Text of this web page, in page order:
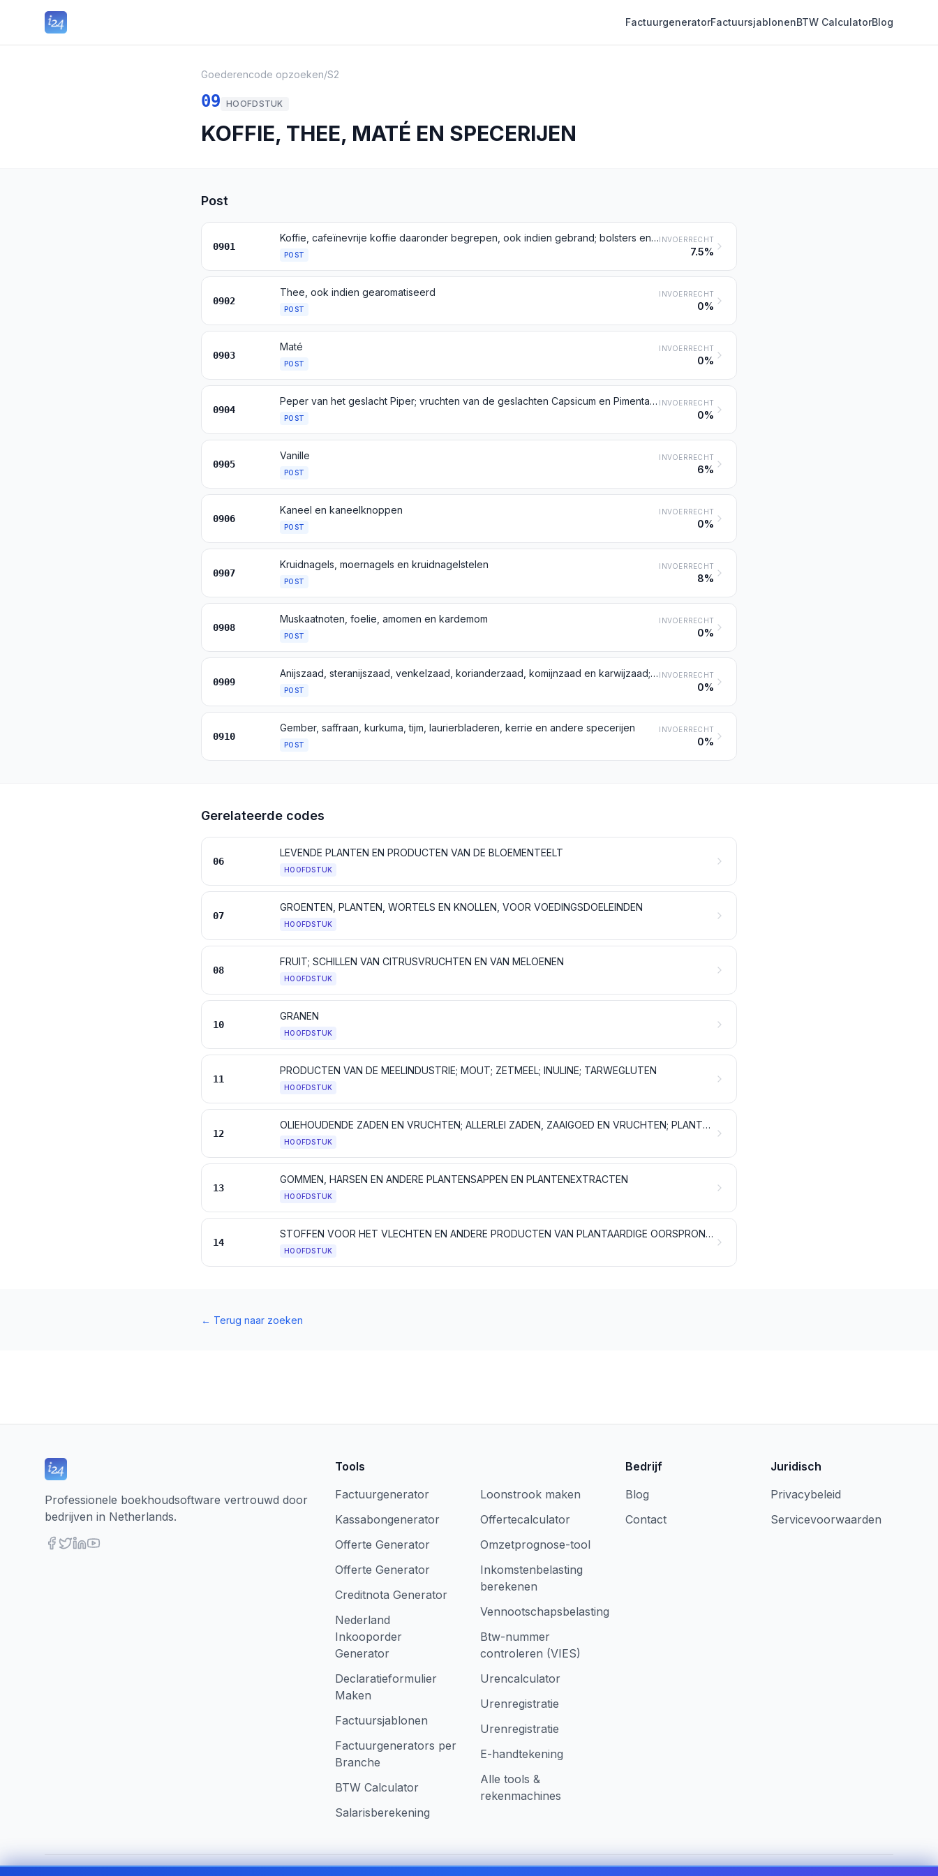
FactuurgeneratorFactuursjablonenBTW CalculatorBlog
Goederencode opzoeken/S2
09 HOOFDSTUK
KOFFIE, THEE, MATÉ EN SPECERIJEN
Post
0901
Koffie, cafeïnevrije koffie daaronder begrepen, ook indien gebrand; bolsters en schillen, van koffie; koffiesurrogaten die koffie bevatten, ongeacht de mengverhouding
POST
INVOERRECHT
7.5%
0902
Thee, ook indien gearomatiseerd
POST
INVOERRECHT
0%
0903
Maté
POST
INVOERRECHT
0%
0904
Peper van het geslacht Piper; vruchten van de geslachten Capsicum en Pimenta, gedroogd, fijngemaakt of gemalen
POST
INVOERRECHT
0%
0905
Vanille
POST
INVOERRECHT
6%
0906
Kaneel en kaneelknoppen
POST
INVOERRECHT
0%
0907
Kruidnagels, moernagels en kruidnagelstelen
POST
INVOERRECHT
8%
0908
Muskaatnoten, foelie, amomen en kardemom
POST
INVOERRECHT
0%
0909
Anijszaad, steranijszaad, venkelzaad, korianderzaad, komijnzaad en karwijzaad; jeneverbessen
POST
INVOERRECHT
0%
0910
Gember, saffraan, kurkuma, tijm, laurierbladeren, kerrie en andere specerijen
POST
INVOERRECHT
0%
Gerelateerde codes
06
LEVENDE PLANTEN EN PRODUCTEN VAN DE BLOEMENTEELT
HOOFDSTUK
07
GROENTEN, PLANTEN, WORTELS EN KNOLLEN, VOOR VOEDINGSDOELEINDEN
HOOFDSTUK
08
FRUIT; SCHILLEN VAN CITRUSVRUCHTEN EN VAN MELOENEN
HOOFDSTUK
10
GRANEN
HOOFDSTUK
11
PRODUCTEN VAN DE MEELINDUSTRIE; MOUT; ZETMEEL; INULINE; TARWEGLUTEN
HOOFDSTUK
12
OLIEHOUDENDE ZADEN EN VRUCHTEN; ALLERLEI ZADEN, ZAAIGOED EN VRUCHTEN; PLANTEN VOOR INDUSTRIEEL EN VOOR GENEESKUNDIG GEBRUIK; STRO EN VOEDER
HOOFDSTUK
13
GOMMEN, HARSEN EN ANDERE PLANTENSAPPEN EN PLANTENEXTRACTEN
HOOFDSTUK
14
STOFFEN VOOR HET VLECHTEN EN ANDERE PRODUCTEN VAN PLANTAARDIGE OORSPRONG, ELDERS GENOEMD NOCH ELDERS ONDER BEGREPEN
HOOFDSTUK
← Terug naar zoeken
Professionele boekhoudsoftware vertrouwd door
bedrijven in Netherlands.
Tools
Factuurgenerator
Kassabongenerator
Offerte Generator
Offerte Generator
Creditnota Generator
Nederland
Inkooporder
Generator
Declaratieformulier
Maken
Factuursjablonen
Factuurgenerators per
Branche
BTW Calculator
Salarisberekening
Loonstrook maken
Offertecalculator
Omzetprognose-tool
Inkomstenbelasting
berekenen
Vennootschapsbelasting
Btw-nummer
controleren (VIES)
Urencalculator
Urenregistratie
Urenregistratie
E-handtekening
Alle tools &
rekenmachines
Bedrijf
Blog
Contact
Juridisch
Privacybeleid
Servicevoorwaarden